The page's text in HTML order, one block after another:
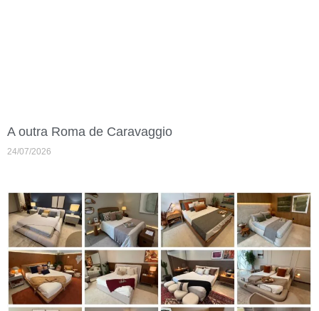
A outra Roma de Caravaggio
24/07/2026